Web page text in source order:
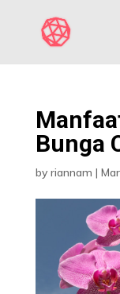
Bunga
by riannam |